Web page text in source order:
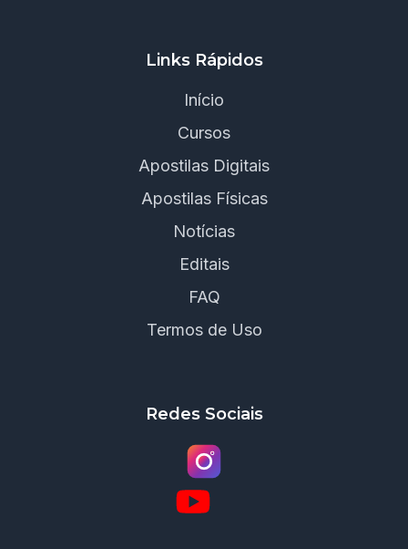
Links Rápidos
Início
Cursos
Apostilas Digitais
Apostilas Físicas
Notícias
Editais
FAQ
Termos de Uso
Redes Sociais